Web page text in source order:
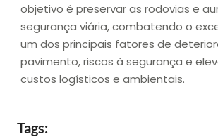
objetivo é preservar as rodovias e
segurança viária, combatendo o
um dos principais fatores de
pavimento, riscos à segurança e
custos logísticos e ambientais.
Tags: